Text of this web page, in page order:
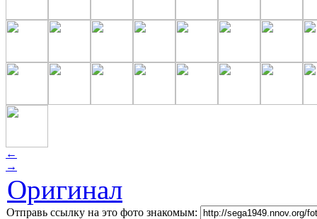
←
→
Оригинал
Отправь ссылку на это фото знакомым: